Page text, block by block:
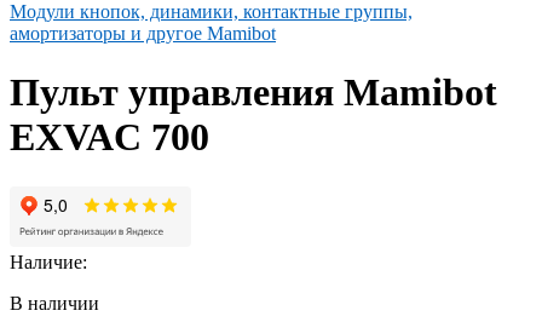
Модули кнопок, динамики, контактные группы,
амортизаторы и другое Mamibot
Пульт управления Mamibot
EXVAC 700
Наличие:
В наличии